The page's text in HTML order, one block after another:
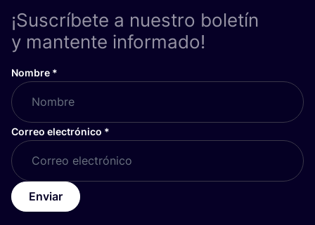
¡Suscríbete a nuestro boletín
y mantente informado!
Nombre *
Correo electrónico *
Enviar